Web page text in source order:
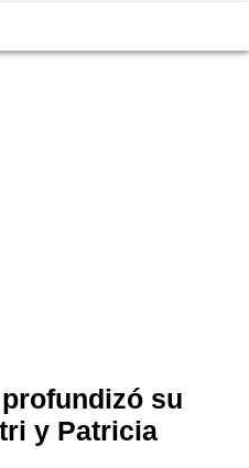
su
y Patricia